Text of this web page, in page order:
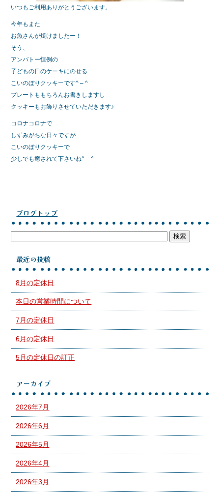
いつもご利用ありがとうございます。
今年もまた
お魚さんが焼けましたー！
そう、
アンバトー恒例の
子どもの日のケーキにのせる
こいのぼりクッキーです^ – ^
プレートももちろんお書きしますし
クッキーもお飾りさせていただきます♪
コロナコロナで
しずみがちな日々ですが
こいのぼりクッキーで
少しでも癒されて下さいね^ – ^
ブログトップ
最近の投稿
8月の定休日
本日の営業時間について
7月の定休日
6月の定休日
5月の定休日の訂正
アーカイブ
2026年7月
2026年6月
2026年5月
2026年4月
2026年3月